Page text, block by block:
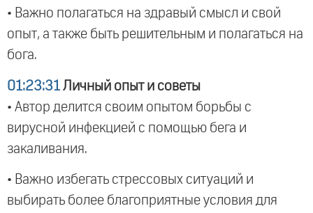
• Важно полагаться на здравый смысл и свой
опыт, а также быть решительным и полагаться на
бога.
01:23:31 Личный опыт и советы
• Автор делится своим опытом борьбы с
вирусной инфекцией с помощью бега и
закаливания.
• Важно избегать стрессовых ситуаций и
выбирать более благоприятные условия для